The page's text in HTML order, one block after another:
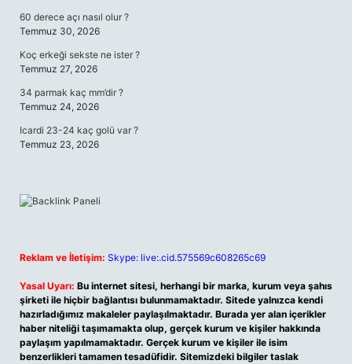
60 derece açı nasıl olur ?
Temmuz 30, 2026
Koç erkeği sekste ne ister ?
Temmuz 27, 2026
34 parmak kaç mm’dir ?
Temmuz 24, 2026
Icardi 23-24 kaç golü var ?
Temmuz 23, 2026
Reklam ve İletişim: Skype: live:.cid.575569c608265c69
Yasal Uyarı: Bu internet sitesi, herhangi bir marka, kurum veya şahıs
şirketi ile hiçbir bağlantısı bulunmamaktadır. Sitede yalnızca kendi
hazırladığımız makaleler paylaşılmaktadır. Burada yer alan içerikler
haber niteliği taşımamakta olup, gerçek kurum ve kişiler hakkında
paylaşım yapılmamaktadır. Gerçek kurum ve kişiler ile isim
benzerlikleri tamamen tesadüfidir. Sitemizdeki bilgiler taslak